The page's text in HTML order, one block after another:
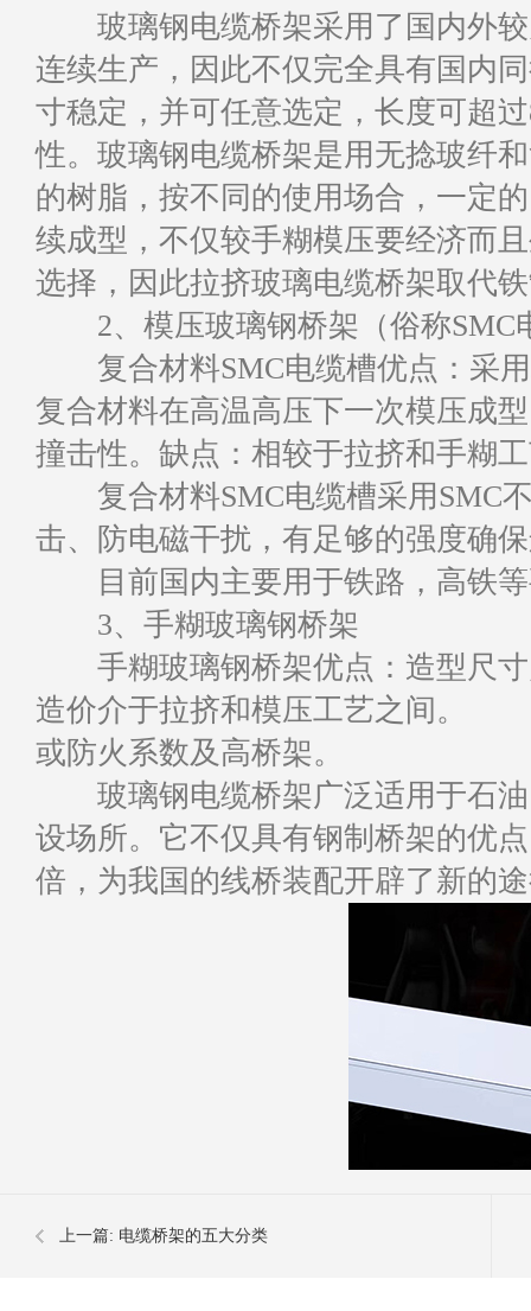
玻璃钢电缆桥架采用了国内外较
连续生产，因此不仅完全具有国内
寸稳定，并可任意选定，长度可超
性。玻璃钢电缆桥架是用无捻玻纤
的树脂，按不同的使用场合，一定
续成型，不仅较手糊模压要经济而
选择，因此拉挤玻璃电缆桥架取代
2、模压玻璃钢桥架（俗称SMC
复合材料SMC电缆槽优点：采用
复合材料在高温高压下一次模压成
撞击性。缺点：相较于拉挤和手糊
复合材料SMC电缆槽采用SMC
击、防电磁干扰，有足够的强度确
目前国内主要用于铁路，高铁等
3、手糊玻璃钢桥架
手糊玻璃钢桥架优点：造型尺寸
造价介于拉挤和模压工艺之间。
或防火系数及高桥架。
玻璃钢电缆桥架广泛适用于石油
设场所。它不仅具有钢制桥架的优
倍，为我国的线桥装配开辟了新的
上一篇: 电缆桥架的五大分类